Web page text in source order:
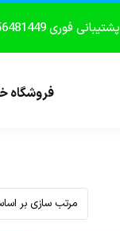
پشتیبانی فوری 09356481449
فروشگاه